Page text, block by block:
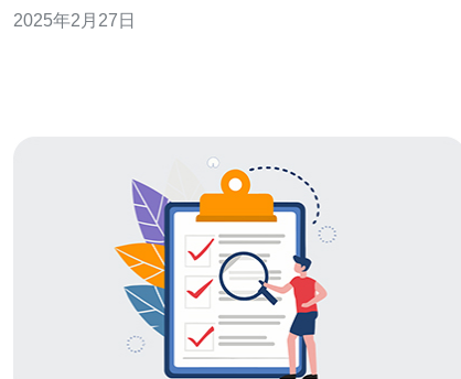
务器的资源而不担心超出限制。 未计量荷兰专用服务器是
2025年2月27日